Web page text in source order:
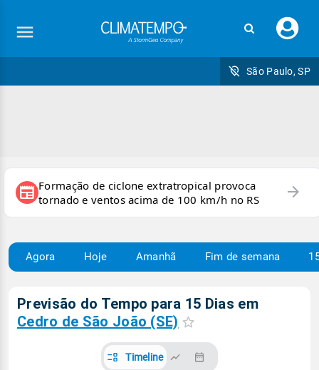
seu
São Paulo, SP
newspaper Formação de ciclone extratropical provoca
tornado e ventos acima de 100 km/h no RS
arrow_forward
Agora Hoje Amanhã Fim de semana
Previsão do Tempo para 15 Dias em
Cedro de São João (SE)
Timeline